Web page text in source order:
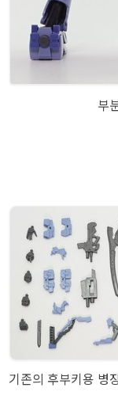
부
기존의 후부키용 병